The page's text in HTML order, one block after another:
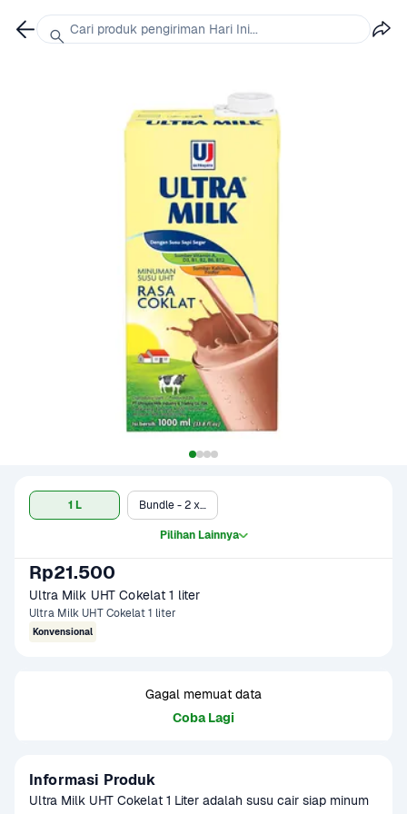
1 L Bundle - 2 x Cokelat
Pilihan Lainnya
Rp21.500
Ultra Milk UHT Cokelat 1 liter
Ultra Milk UHT Cokelat 1 liter
Konvensional
Gagal memuat data
Coba Lagi
Informasi Produk
​Ultra Milk UHT Cokelat 1 Liter adalah susu cair siap minum
Cari produk pengiriman Hari Ini...